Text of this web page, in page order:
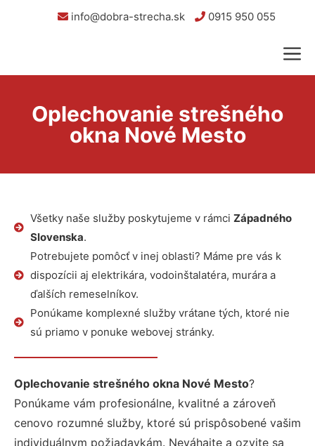
info@dobra-strecha.sk 0915 950 055
Oplechovanie strešného
okna Nové Mesto
Všetky naše služby poskytujeme v rámci Západného
Slovenska.
Potrebujete pomôcť v inej oblasti? Máme pre vás k
dispozícii aj elektrikára, vodoinštalatéra, murára a
ďalších remeselníkov.
Ponúkame komplexné služby vrátane tých, ktoré nie
sú priamo v ponuke webovej stránky.
Oplechovanie strešného okna Nové Mesto?
Ponúkame vám profesionálne, kvalitné a zároveň
cenovo rozumné služby, ktoré sú prispôsobené vašim
individuálnym požiadavkám. Neváhajte a ozvite sa